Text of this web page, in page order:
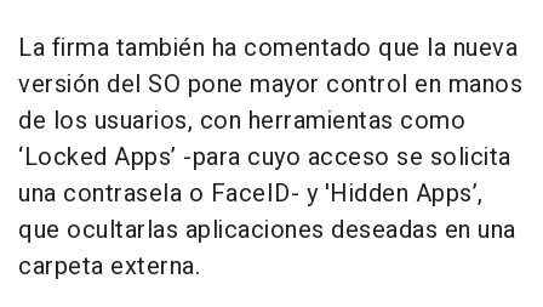
La firma también ha comentado que la nueva
versión del SO pone mayor control en manos
de los usuarios, con herramientas como
‘Locked Apps’ -para cuyo acceso se solicita
una contrasela o FaceID- y 'Hidden Apps’,
que ocultarlas aplicaciones deseadas en una
carpeta externa.